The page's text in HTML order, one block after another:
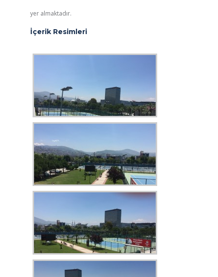
yer almaktadır.
İçerik Resimleri